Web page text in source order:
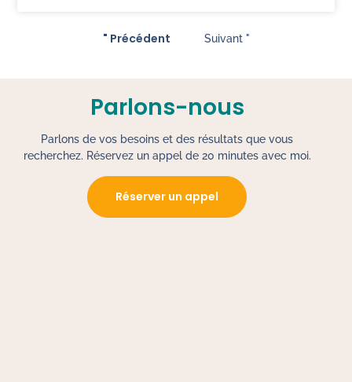
" Précédent Suivant "
Parlons-nous
Parlons de vos besoins et des résultats que vous
recherchez. Réservez un appel de 20 minutes avec moi.
Réserver un appel